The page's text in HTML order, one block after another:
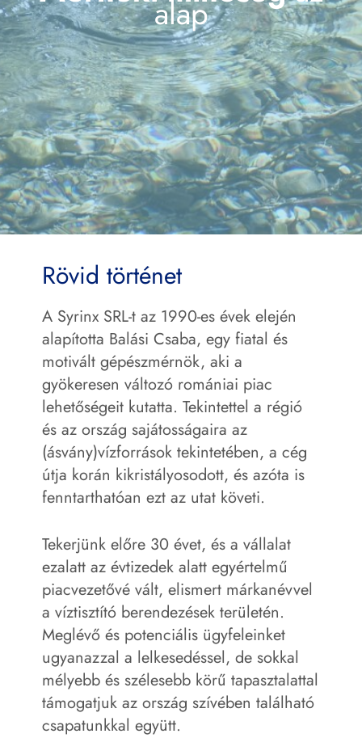
alap
Rövid történet
A Syrinx SRL-t az 1990-es évek elején
alapította Balási Csaba, egy fiatal és
motivált gépészmérnök, aki a
gyökeresen változó romániai piac
lehetőségeit kutatta. Tekintettel a régió
és az ország sajátosságaira az
(ásvány)vízforrások tekintetében, a cég
útja korán kikristályosodott, és azóta is
fenntarthatóan ezt az utat követi.
Tekerjünk előre 30 évet, és a vállalat
ezalatt az évtizedek alatt egyértelmű
piacvezetővé vált, elismert márkanévvel
a víztisztító berendezések területén.
Meglévő és potenciális ügyfeleinket
ugyanazzal a lelkesedéssel, de sokkal
mélyebb és szélesebb körű tapasztalattal
támogatjuk az ország szívében található
csapatunkkal együtt.